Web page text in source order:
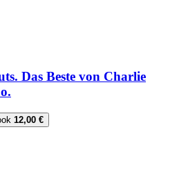
Das Beste von Charlie
12,00 €